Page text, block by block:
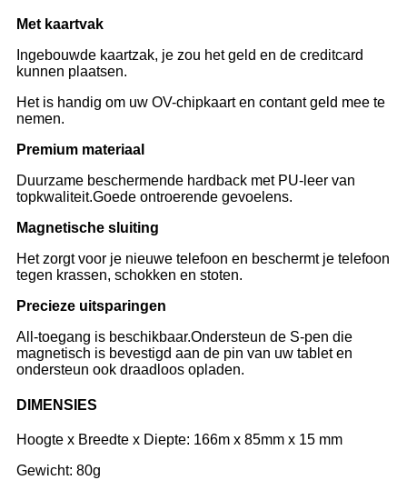
Met kaartvak
Ingebouwde kaartzak, je zou het geld en de creditcard
kunnen plaatsen.
Het is handig om uw OV-chipkaart en contant geld mee te
nemen.
Premium materiaal
Duurzame beschermende hardback met PU-leer van
topkwaliteit.Goede ontroerende gevoelens.
Magnetische sluiting
Het zorgt voor je nieuwe telefoon en beschermt je telefoon
tegen krassen, schokken en stoten.
Precieze uitsparingen
All-toegang is beschikbaar.Ondersteun de S-pen die
magnetisch is bevestigd aan de pin van uw tablet en
ondersteun ook draadloos opladen.
DIMENSIES
Hoogte x Breedte x Diepte: 166m x 85mm x 15 mm
Gewicht: 80g